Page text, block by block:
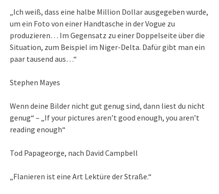
„Ich weiß, dass eine halbe Million Dollar ausgegeben wurde,
um ein Foto von einer Handtasche in der Vogue zu
produzieren… Im Gegensatz zu einer Doppelseite über die
Situation, zum Beispiel im Niger-Delta. Dafür gibt man ein
paar tausend aus…“
Stephen Mayes
Wenn deine Bilder nicht gut genug sind, dann liest du nicht
genug“ – „If your pictures aren’t good enough, you aren’t
reading enough“
Tod Papageorge, nach David Campbell
„Flanieren ist eine Art Lektüre der Straße.“